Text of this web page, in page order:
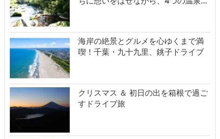
海岸の絶景とグルメを心ゆくまで満
喫！千葉・九十九里、銚子ドライブ
クリスマス ＆ 初日の出を箱根で過ご
すドライブ旅